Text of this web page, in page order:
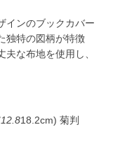
インのブックカバー
独特の図柄が特徴
な布地を使用し、
18.2cm) 菊判